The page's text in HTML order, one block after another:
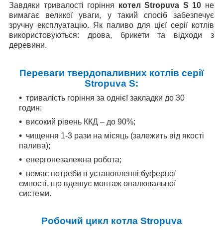
Завдяки тривалості горіння котел Stropuva S 10 не
вимагає великої уваги, у такий спосіб забезпечує
зручну експлуатацію. Як паливо для цієї серії котлів
використовуються: дрова, брикети та відходи з
деревини.
Переваги твердопаливних котлів серії
Stropuva S:
тривалість горіння за однієї закладки до 30
годин;
високий рівень ККД – до 90%;
чищення 1-3 рази на місяць (залежить від якості
палива);
енергонезалежна робота;
немає потреби в установленні буферної
ємності, що вдешує монтаж опалювальної
системи.
Робочий цикл котла Stropuva